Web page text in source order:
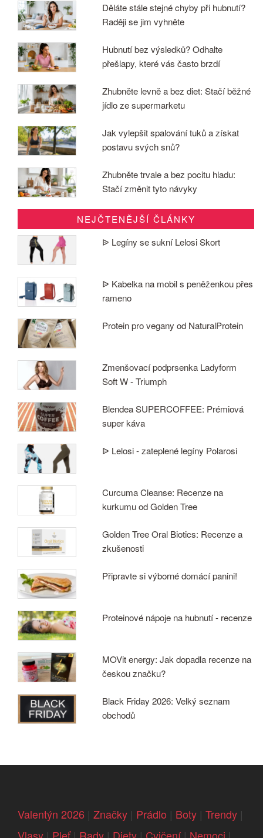
Děláte stále stejné chyby při hubnutí?
Raději se jim vyhněte
Hubnutí bez výsledků? Odhalte
přešlapy, které vás často brzdí
Zhubněte levně a bez diet: Stačí běžné
jídlo ze supermarketu
Jak vylepšit spalování tuků a získat
postavu svých snů?
Zhubněte trvale a bez pocitu hladu:
Stačí změnit tyto návyky
NEJČTENĚJŠÍ ČLÁNKY
ᐉ Legíny se sukní Lelosi Skort
ᐉ Kabelka na mobil s peněženkou přes
rameno
Protein pro vegany od NaturalProtein
Zmenšovací podprsenka Ladyform
Soft W - Triumph
Blendea SUPERCOFFEE: Prémiová
super káva
ᐉ Lelosi - zateplené legíny Polarosi
Curcuma Cleanse: Recenze na
kurkumu od Golden Tree
Golden Tree Oral Biotics: Recenze a
zkušenosti
Připravte si výborné domácí panini!
Proteinové nápoje na hubnutí - recenze
MOVit energy: Jak dopadla recenze na
českou značku?
Black Friday 2026: Velký seznam
obchodů
Valentýn 2026 | Značky | Prádlo | Boty | Trendy |
Vlasy | Pleť| Rady | Diety | Cvičení| Nemoci |